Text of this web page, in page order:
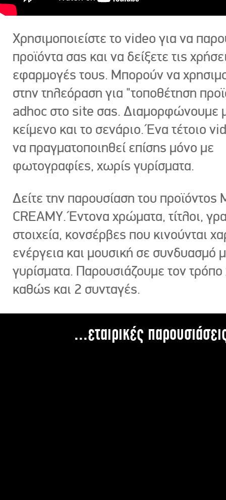
Χρησιμοποιείστε το video για να
προϊόντα σας και να δείξετε τις
εφαρμογές τους. Μπορούν να
στην τηλεόραση για "τοποθέτηση
adhoc στο site σας. Διαμορφώνουμε
κείμενο και το σενάριο. Ένα τέτοιο
να πραγματοποιηθεί επίσης μόνο με
φωτογραφίες, χωρίς γυρίσματα.
Δείτε την παρουσίαση του προϊόντος
CREAMY. Έντονα χρώματα, τίτλοι,
στοιχεία, κονσέρβες που κινούνται
ενέργεια και μουσική σε συνδυασμό
γυρίσματα. Παρουσιάζουμε τον
καθώς και 2 συνταγές.
...εταιρικές